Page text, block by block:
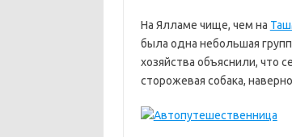
На Ялламе чище, чем на
была одна небольшая
хозяйства объяснили, что
сторожевая собака,